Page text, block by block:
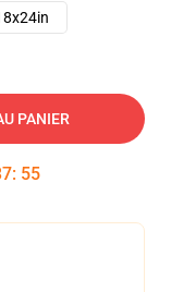
PANIER
: 54